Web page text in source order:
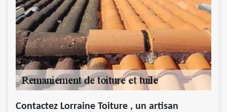
Contactez Lorraine Toiture , un artisan